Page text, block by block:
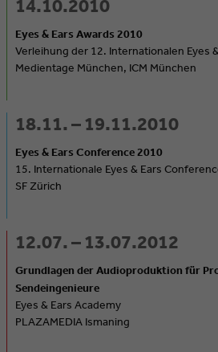
14.10.2010
Eyes & Ears Awards 2010
Verleihung der 12. Internationalen Eyes
Medientage München, ICM München
18.11. – 19.11.2010
Eyes & Ears Conference 2010
15. Internationale Eyes & Ears
SF Zürich
12.07. – 13.07.2012
Grundlagen der Audioproduktion für
Sendeingenieure
Eyes & Ears Academy
PLAZAMEDIA Ismaning